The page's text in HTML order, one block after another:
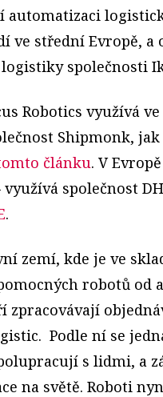
automatizaci
ve střední Evropě,
společnosti
Robotics využívá
Shipmonk,
článku. V
využívá společnost
.
zemí, kde je ve
robotů od
zpracovávají
Podle ní se
s lidmi, a
na světě. Roboti